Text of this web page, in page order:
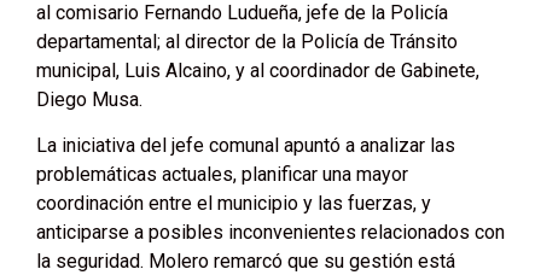
al comisario Fernando Ludueña, jefe de la Policía
departamental; al director de la Policía de Tránsito
municipal, Luis Alcaino, y al coordinador de Gabinete,
Diego Musa.
La iniciativa del jefe comunal apuntó a analizar las
problemáticas actuales, planificar una mayor
coordinación entre el municipio y las fuerzas, y
anticiparse a posibles inconvenientes relacionados con
la seguridad. Molero remarcó que su gestión está